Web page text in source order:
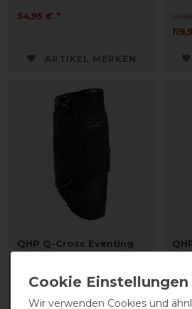
54,95 € *
ARTIKEL MERKEN
QHP Q-Cross Eventing
54,95 € *
Wir verwenden Cookies und